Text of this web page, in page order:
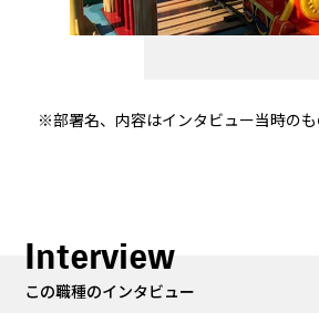
※部署名、内容はインタビュー当時のも
Interview
この職種のインタビュー